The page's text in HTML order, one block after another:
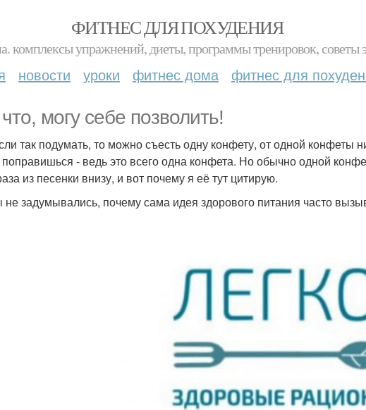
ФИТНЕС ДЛЯ ПОХУДЕНИЯ
комплексы упражнений, диеты, программы тренировок, советы
новости уроки фитнес дома фитнес для
могу себе позволить!
так подумать, то можно съесть одну конфету, от одной конфеты
- ведь это всего одна конфета. Но обычно одной
из песенки внизу, и вот почему я её тут цитирую.
задумывались, почему сама идея здорового питания часто